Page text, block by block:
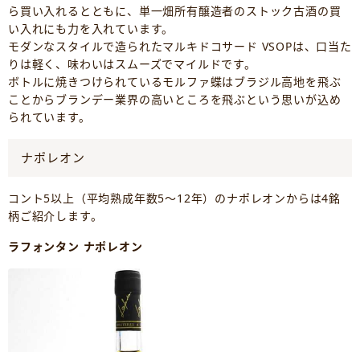
ら買い入れるとともに、単一畑所有醸造者のストック古酒の買
い入れにも力を入れています。
モダンなスタイルで造られたマルキドコサード VSOPは、口当た
りは軽く、味わいはスムーズでマイルドです。
ボトルに焼きつけられているモルファ蝶はブラジル高地を飛ぶ
ことからブランデー業界の高いところを飛ぶという思いが込め
られています。
ナポレオン
コント5以上（平均熟成年数5～12年）のナポレオンからは4銘
柄ご紹介します。
ラフォンタン ナポレオン